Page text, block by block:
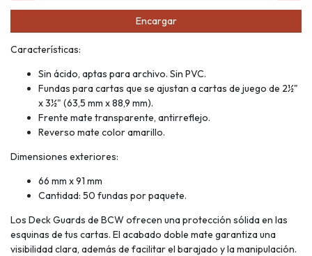
Encargar
Características:
Sin ácido, aptas para archivo. Sin PVC.
Fundas para cartas que se ajustan a cartas de juego de 2½"
x 3½" (63,5 mm x 88,9 mm).
Frente mate transparente, antirreflejo.
Reverso mate color amarillo.
Dimensiones exteriores:
66 mm x 91 mm
Cantidad: 50 fundas por paquete.
Los Deck Guards de BCW ofrecen una protección sólida en las
esquinas de tus cartas. El acabado doble mate garantiza una
visibilidad clara, además de facilitar el barajado y la manipulación.